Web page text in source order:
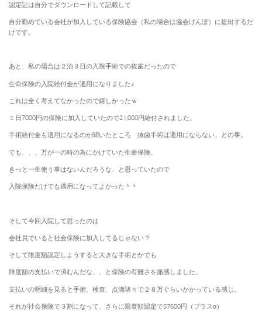
認定証は自分でダウンロードして記載して
自分勤めている会社が加入している保険協会（私の場合は協会けんぽ）に提出するだ
けです。
あと、私の場合は２泊３日の入院手術での抜歯だったので
生命保険の入院給付金が適用になりました♪
これは全く考えてなかったので嬉しかったｗ
１日7000円の保険に加入していたので21,000円給付されました。
手術給付金も適用になるのか聞いたところ 抜歯手術は適用にならない、との事。
でも、、、万が一の時の為にかけていた生命保険。
きっと一生使う事はないんだろうな、と思っていたので
入院保険だけでも適用になってよかった＾＾
そして今回入院して思ったのは
会社員でいると社会保険に加入してるじゃない？
そして限度額認定しようすると大きな手術とかでも
限度額の支払いで済むんだな、、と保険の有難さを痛感しました。
支払いの明細を見ると手術、検査、点滴諸々で２８万ぐらいかかっている感じ。
それが社会保険で３割になって、さらに限度額認定で57600円（プラスα）